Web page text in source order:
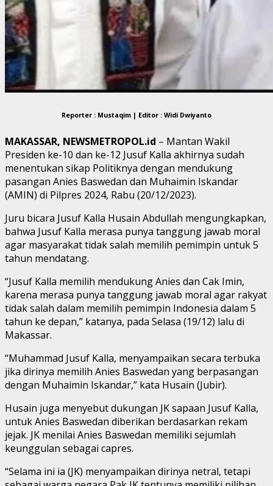
Reporter : Mustaqim | Editor : Widi Dwiyanto
MAKASSAR, NEWSMETROPOL.id – Mantan Wakil
Presiden ke-10 dan ke-12 Jusuf Kalla akhirnya sudah
menentukan sikap Politiknya dengan mendukung
pasangan Anies Baswedan dan Muhaimin Iskandar
(AMIN) di Pilpres 2024, Rabu (20/12/2023).
Juru bicara Jusuf Kalla Husain Abdullah mengungkapkan,
bahwa Jusuf Kalla merasa punya tanggung jawab moral
agar masyarakat tidak salah memilih pemimpin untuk 5
tahun mendatang.
“Jusuf Kalla memilih mendukung Anies dan Cak Imin,
karena merasa punya tanggung jawab moral agar rakyat
tidak salah dalam memilih pemimpin Indonesia dalam 5
tahun ke depan,” katanya, pada Selasa (19/12) lalu di
Makassar.
“Muhammad Jusuf Kalla, menyampaikan secara terbuka
jika dirinya memilih Anies Baswedan yang berpasangan
dengan Muhaimin Iskandar,” kata Husain (Jubir).
Husain juga menyebut dukungan JK sapaan Jusuf Kalla,
untuk Anies Baswedan diberikan berdasarkan rekam
jejak. JK menilai Anies Baswedan memiliki sejumlah
keunggulan sebagai capres.
“Selama ini ia (JK) menyampaikan dirinya netral, tetapi